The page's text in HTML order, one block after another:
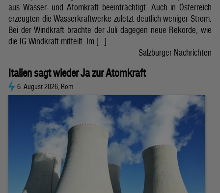
aus Wasser- und Atomkraft beeinträchtigt. Auch in Österreich
erzeugten die Wasserkraftwerke zuletzt deutlich weniger Strom.
Bei der Windkraft brachte der Juli dagegen neue Rekorde, wie
die IG Windkraft mitteilt. Im […]
Salzburger Nachrichten
Italien sagt wieder Ja zur Atomkraft
6. August 2026, Rom